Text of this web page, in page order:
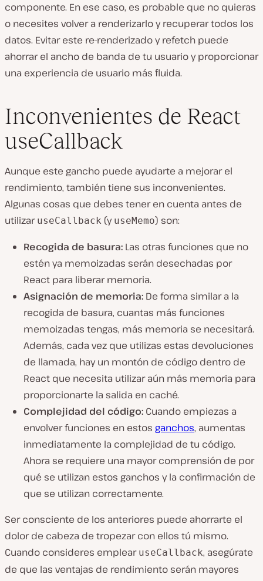
componente. En ese caso, es probable que no quieras
o necesites volver a renderizarlo y recuperar todos los
datos. Evitar este re-renderizado y refetch puede
ahorrar el ancho de banda de tu usuario y proporcionar
una experiencia de usuario más fluida.
Inconvenientes de React
useCallback
Aunque este gancho puede ayudarte a mejorar el
rendimiento, también tiene sus inconvenientes.
Algunas cosas que debes tener en cuenta antes de
utilizar useCallback (y useMemo) son:
Recogida de basura: Las otras funciones que no
estén ya memoizadas serán desechadas por
React para liberar memoria.
Asignación de memoria: De forma similar a la
recogida de basura, cuantas más funciones
memoizadas tengas, más memoria se necesitará.
Además, cada vez que utilizas estas devoluciones
de llamada, hay un montón de código dentro de
React que necesita utilizar aún más memoria para
proporcionarte la salida en caché.
Complejidad del código: Cuando empiezas a
envolver funciones en estos ganchos, aumentas
inmediatamente la complejidad de tu código.
Ahora se requiere una mayor comprensión de por
qué se utilizan estos ganchos y la confirmación de
que se utilizan correctamente.
Ser consciente de los anteriores puede ahorrarte el
dolor de cabeza de tropezar con ellos tú mismo.
Cuando consideres emplear useCallback, asegúrate
de que las ventajas de rendimiento serán mayores